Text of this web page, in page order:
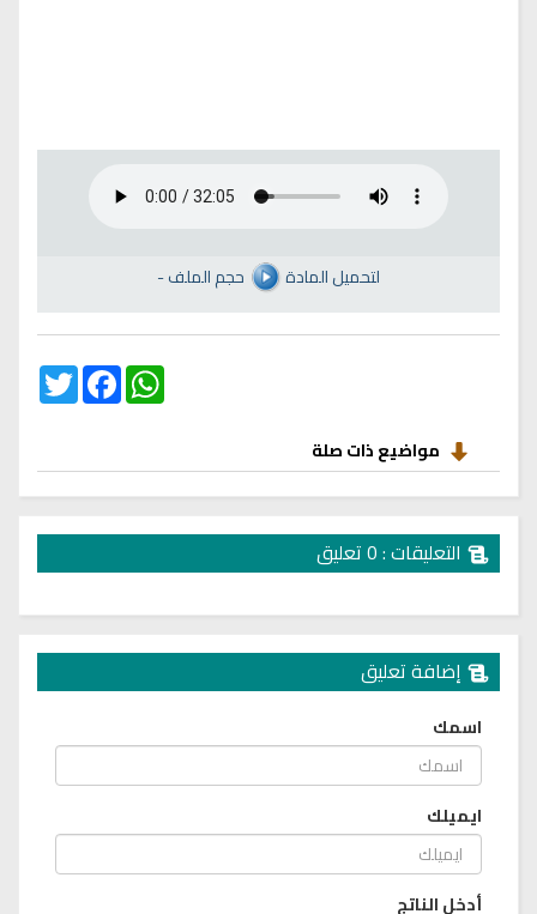
- لتحميل المادة حجم الملف
Twitter
FacebookWhatsApp
مواضيع ذات صلة
التعليقات : 0 تعليق
إضافة تعليق
اسمك
ايميلك
أدخل الناتج